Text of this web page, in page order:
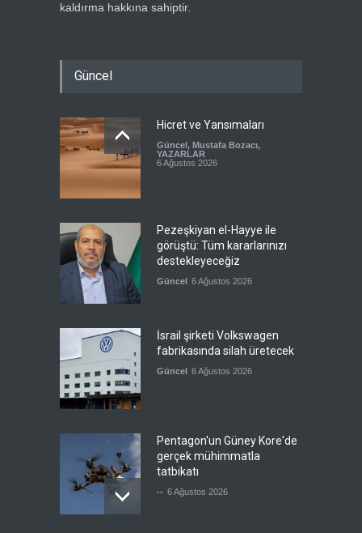
kaldırma hakkına sahiptir.
Güncel
Hicret ve Yansımaları
Güncel , Mustafa Bozacı,
YAZARLAR
6 Ağustos 2026
Pezeşkiyan el-Hayye ile
görüştü: Tüm kararlarınızı
destekleyeceğiz
Güncel 6 Ağustos 2026
İsrail şirketi Volkswagen
fabrikasında silah üretecek
Güncel 6 Ağustos 2026
Pentagon'un Güney Kore'de
gerçek mühimmatla
tatbikatı
-- 6 Ağustos 2026